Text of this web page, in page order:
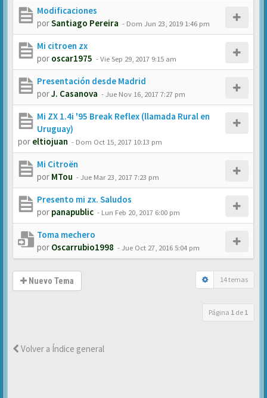
Modificaciones
porSantiago Pereira - Dom Jun 23, 2019 1:46 pm
Mi citroen zx
por oscar1975 -Vie Sep 29, 2017 9:15 am
Presentación desde Madrid
porJ. Casanova -Jue Nov 16, 2017 7:27 pm
Mi ZX 1.4i '95 Break Reflex (llamada Rural en
Uruguay)
por eltiojuan - Dom Oct 15, 2017 10:13 pm
Mi Citroën
por MTou -Jue Mar 23, 2017 7:23 pm
Presento mi zx. Saludos
por panapublic - Lun Feb 20, 2017 6:00 pm
Toma mechero
por Oscarrubio1998 -Jue Oct 27, 2016 5:04 pm
Nuevo Tema 14 temas
Página 1 de 1
Volver a Índice general